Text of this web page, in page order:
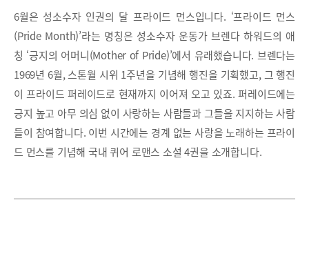
6월은 성소수자 인권의 달 프라이드 먼스입니다. ‘프라이드 먼스
(Pride Month)’라는 명칭은 성소수자 운동가 브렌다 하워드의 애
칭 ‘긍지의 어머니(Mother of Pride)’에서 유래했습니다. 브렌다는
1969년 6월, 스톤월 시위 1주년을 기념해 행진을 기획했고, 그 행진
이 프라이드 퍼레이드로 현재까지 이어져 오고 있죠. 퍼레이드에는
긍지 높고 아무 의심 없이 사랑하는 사람들과 그들을 지지하는 사람
들이 참여합니다. 이번 시간에는 경계 없는 사랑을 노래하는 프라이
드 먼스를 기념해 국내 퀴어 로맨스 소설 4권을 소개합니다.